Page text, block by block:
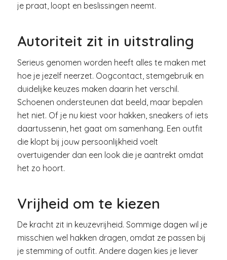
je praat, loopt en beslissingen neemt.
Autoriteit zit in uitstraling
Serieus genomen worden heeft alles te maken met
hoe je jezelf neerzet. Oogcontact, stemgebruik en
duidelijke keuzes maken daarin het verschil.
Schoenen ondersteunen dat beeld, maar bepalen
het niet. Of je nu kiest voor hakken, sneakers of iets
daartussenin, het gaat om samenhang. Een outfit
die klopt bij jouw persoonlijkheid voelt
overtuigender dan een look die je aantrekt omdat
het zo hoort.
Vrijheid om te kiezen
De kracht zit in keuzevrijheid. Sommige dagen wil je
misschien wel hakken dragen, omdat ze passen bij
je stemming of outfit. Andere dagen kies je liever